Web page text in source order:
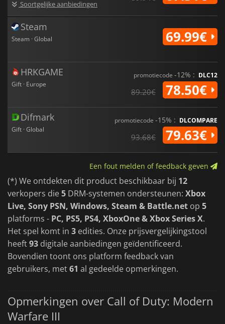
Soortgelijke aanbiedingen
Steam
Steam · Global 69.99€
HRKGAME
Gift · Europe
promotiecode -12% : DLC12
89.20€ 78.50€
Difmark
Gift · Global
promotiecode -15% : DLCOMPARE
93.68€ 79.63€
Een fout melden of feedback geven
(*) We ontdekten dit product beschikbaar bij 12
verkopers die5 DRM-systemen ondersteunen: Xbox
Live, Sony PSN, Windows, Steam & Battle.net op 5
platforms - PC, PS5, PS4, XboxOne & Xbox Series X.
Het spel komt in 3 edities. Onze prijsvergelijkingstool
heeft93 digitale aanbiedingen geïdentificeerd.
Bovendien toont ons platform feedback van
gebruikers, met61 al gedeelde opmerkingen.
Opmerkingen over Call of Duty: Modern
Warfare III